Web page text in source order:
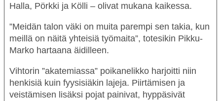
Halla, Pörkki ja Kölli – olivat mukana kaikessa.
”Meidän talon väki on muita parempi sen takia, kun
meillä on näitä yhteisiä työmaita”, totesikin Pikku-
Marko hartaana äidilleen.
Vihtorin ”akatemiassa” poikanelikko harjoitti niin
henkisiä kuin fyysisiäkin lajeja. Piirtämisen ja
veistämisen lisäksi pojat painivat, hyppäsivät